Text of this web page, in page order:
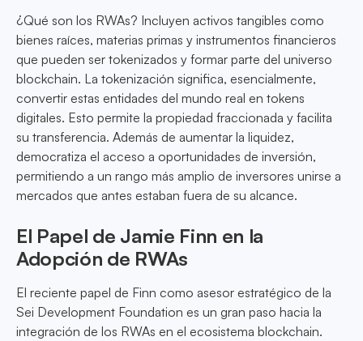
¿Qué son los RWAs? Incluyen activos tangibles como
bienes raíces, materias primas y instrumentos financieros
que pueden ser tokenizados y formar parte del universo
blockchain. La tokenización significa, esencialmente,
convertir estas entidades del mundo real en tokens
digitales. Esto permite la propiedad fraccionada y facilita
su transferencia. Además de aumentar la liquidez,
democratiza el acceso a oportunidades de inversión,
permitiendo a un rango más amplio de inversores unirse a
mercados que antes estaban fuera de su alcance.
El Papel de Jamie Finn en la
Adopción de RWAs
El reciente papel de Finn como asesor estratégico de la
Sei Development Foundation es un gran paso hacia la
integración de los RWAs en el ecosistema blockchain.